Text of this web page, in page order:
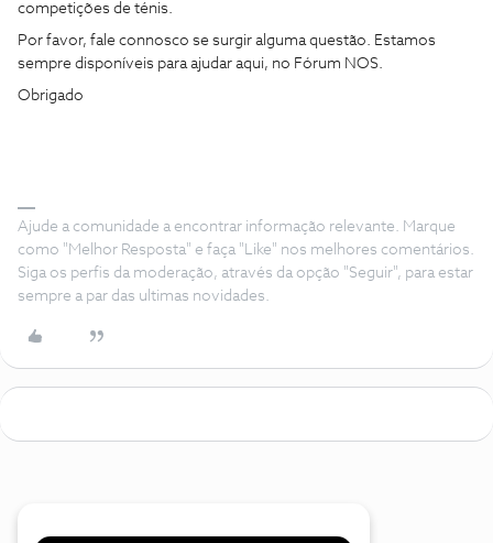
competições de ténis.
Por favor, fale connosco se surgir alguma questão. Estamos
sempre disponíveis para ajudar aqui, no Fórum NOS.
Obrigado
Ajude a comunidade a encontrar informação relevante. Marque
como "Melhor Resposta" e faça "Like" nos melhores comentários.
Siga os perfis da moderação, através da opção "Seguir", para estar
sempre a par das ultimas novidades.